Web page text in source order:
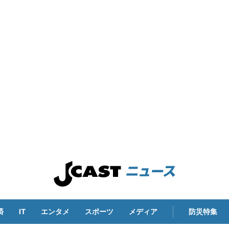
IT エンタメ スポーツ メディア 防災特集